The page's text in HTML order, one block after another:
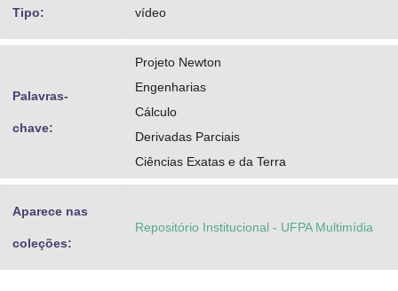
Tipo: vídeo
Palavras-
chave:
Projeto Newton
Engenharias
Cálculo
Derivadas Parciais
Ciências Exatas e da Terra
Aparece nas
coleções:
Repositório Institucional - UFPA Multimídia